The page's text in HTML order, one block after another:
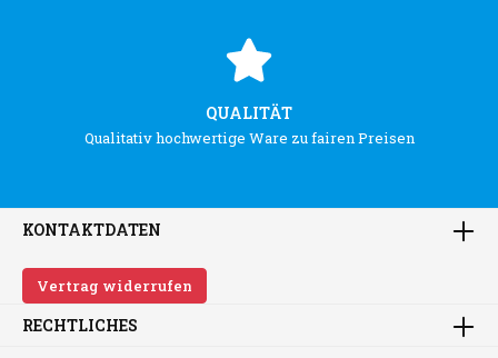
QUALITÄT
Qualitativ hochwertige Ware zu fairen Preisen
KONTAKTDATEN
Vertrag widerrufen
RECHTLICHES